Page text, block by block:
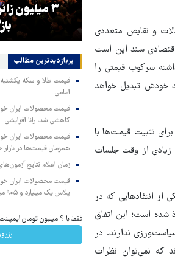
و نقایص متعددی
سند این است
سرکوب قیمتی را
خودش تبدیل خواهد
تثبیت قیمت‌ها با
از وقت جلسات
انتقادهایی که در
است؛ این اتفاق
ندارند. در
که نمی‌توان نظرات
است!
۳ میلیون
پربازدیدترین‌ مطالب
امامی
کاهشی شد، رانا افزایشی
همزمان قیمت‌ها در بازار
زمان اعلام نتایج
پلاس یک میلیارد و ۹۰۵ میلیون تومان
فقط با ؟ میلیون تومان